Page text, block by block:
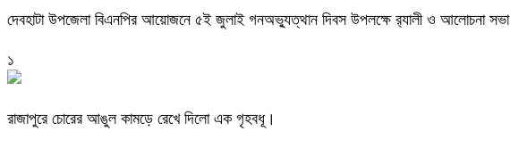
দেবহাটা উপজেলা বিএনপির আয়োজনে ৫ই জুলাই গনঅভ্যুত্থান দিবস উপলক্ষে র‍্যালী ও আলোচনা সভা
১
রাজাপুরে চোরের আঙুল কামড়ে রেখে দিলো এক গৃহবধূ।